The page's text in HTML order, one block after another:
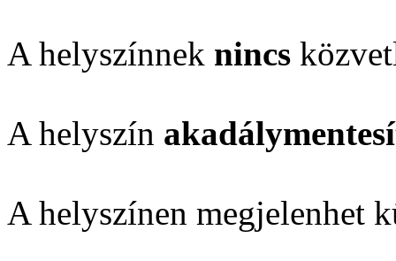
A helyszínnek nincs
A helyszín
A helyszínen megjelenhet